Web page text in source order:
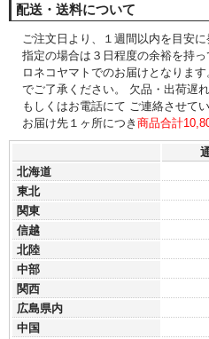
配送・送料について
ご注文日より、１週間以内を目安
指定の場合は３日程度の余裕を持
ロネコヤマトでのお届けとなりま
でご了承ください。 欠品・出荷遅
もしくはお電話にて ご連絡させてい
お届け先１ヶ所につき 商品合計
北海道
東北
関東
信越
北陸
中部
関西
広島県内
中国